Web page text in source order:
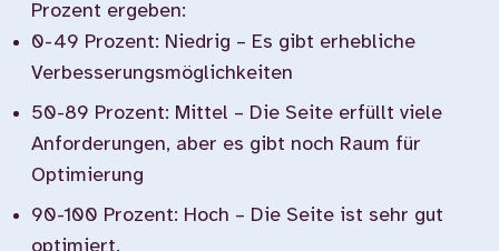
Prozent ergeben:
0-49 Prozent: Niedrig – Es gibt erhebliche
Verbesserungsmöglichkeiten
50-89 Prozent: Mittel – Die Seite erfüllt viele
Anforderungen, aber es gibt noch Raum für
Optimierung
90-100 Prozent: Hoch – Die Seite ist sehr gut